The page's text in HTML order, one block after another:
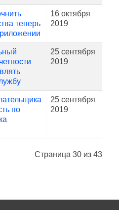
теперь
16 октября
2019
25 сентября
2019
по
25 сентября
2019
Страница 30 из 43